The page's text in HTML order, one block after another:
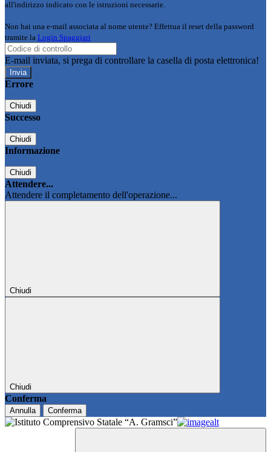
all'indirizzo indicato con le istruzioni necessarie.
Non hai una e-mail associata al nome utente? Effettua il reset della password
tramite la Login Spaggiari
E-mail inviata, si prega di controllare la casella di posta elettronica!
Errore
Chiudi
Successo
Chiudi
Informazione
Chiudi
Attendere...
Attendere il completamento dell'operazione...
Chiudi
Chiudi
Conferma
Annulla Conferma